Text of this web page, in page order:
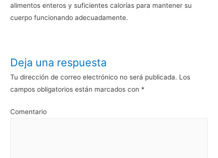
alimentos enteros y suficientes calorías para mantener su
cuerpo funcionando adecuadamente.
Deja una respuesta
Tu dirección de correo electrónico no será publicada. Los
campos obligatorios están marcados con *
Comentario